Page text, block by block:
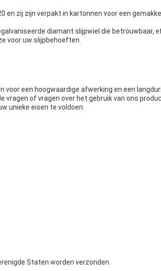
en zij zijn verpakt in kartonnen voor een
diamant slijpwiel die betrouwbaar,
voor uw slijpbehoeften.
een hoogwaardige afwerking en een
of vragen over het gebruik van ons
unieke eisen te voldoen.
Staten worden verzonden.